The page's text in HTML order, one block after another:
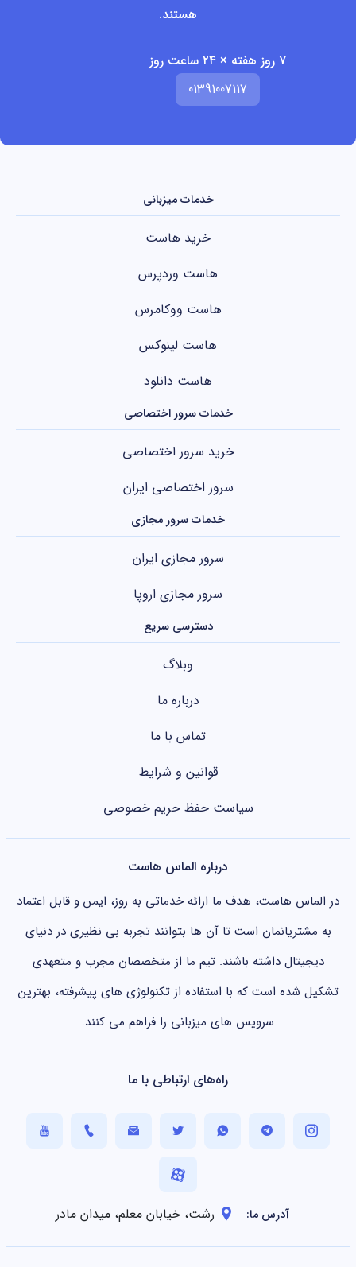
هستند.
۷ روز هفته × ۲۴ ساعت روز
01391007117
خدمات میزبانی
خرید هاست
هاست وردپرس
هاست ووکامرس
هاست لینوکس
هاست دانلود
خدمات سرور اختصاصی
خرید سرور اختصاصی
سرور اختصاصی ایران
خدمات سرور مجازی
سرور مجازی ایران
سرور مجازی اروپا
دسترسی سریع
وبلاگ
درباره ما
تماس با ما
قوانین و شرایط
سیاست حفظ حریم خصوصی
درباره الماس هاست
در الماس هاست، هدف ما ارائه خدماتی به روز، ایمن و قابل اعتماد
به مشتریانمان است تا آن ها بتوانند تجربه بی نظیری در دنیای
دیجیتال داشته باشند. تیم ما از متخصصان مجرب و متعهدی
تشکیل شده است که با استفاده از تکنولوژی های پیشرفته، بهترین
سرویس های میزبانی را فراهم می کنند.
راه‌های ارتباطی با ما
آدرس ما: رشت، خیابان معلم، میدان مادر